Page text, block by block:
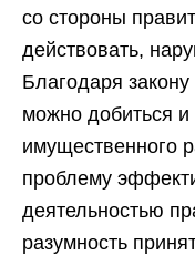
со стороны
действовать,
Благодаря
можно добиться и
имущественного
проблему
деятельностью
разумность